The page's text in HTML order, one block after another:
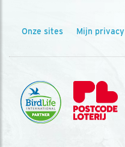
Onze sites Mijn privacy